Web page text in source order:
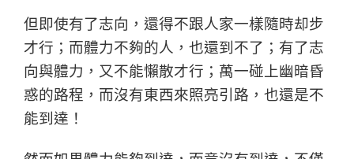
但即使有了志向，還得不跟人家一樣隨時却步
才行；而體力不夠的人，也還到不了；有了志
向與體力，又不能懶散才行；萬一碰上幽暗昏
惑的路程，而沒有東西來照亮引路，也還是不
能到達！